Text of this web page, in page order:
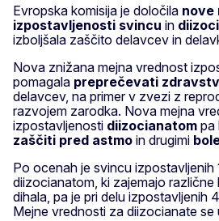
Evropska komisija je določila nove
izpostavljenosti svincu in
izboljšala zaščito delavcev in
Nova znižana mejna vrednost
pomagala preprečevati
delavcev, na primer v zvezi z
razvojem zarodka. Nova mejna
izpostavljenosti diizocianatom pa
zaščiti pred astmo in drugimi
Po ocenah je svincu
diizocianatom, ki zajemajo različne
dihala, pa je pri delu izpostavljenih
Mejne vrednosti za diizocianate se